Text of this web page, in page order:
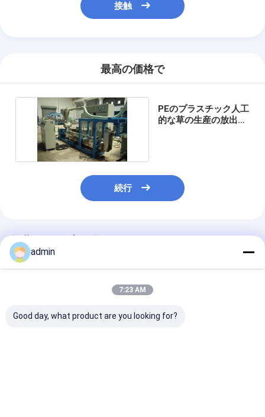
接触
最高の価格で
PEのプラスチック人工
的な草の生産の放出ラ
続行
推薦されたプロダクト
admin
7:23 AM
Good day, what product are you looking for?